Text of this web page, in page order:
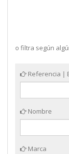
o filtra según
Referencia |
Nombre
Marca